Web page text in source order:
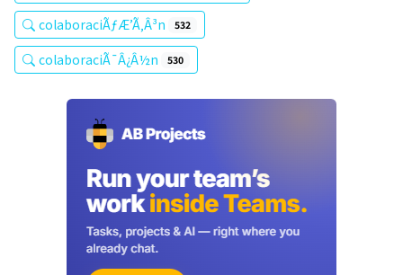
colaboraciÃƒÆ’Ã‚Â³n 532
colaboraciÃ¯Â¿Â½n 530